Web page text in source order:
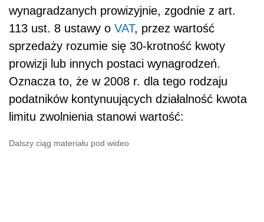
wynagradzanych prowizyjnie, zgodnie z art.
113 ust. 8 ustawy o VAT, przez wartość
sprzedaży rozumie się 30-krotność kwoty
prowizji lub innych postaci wynagrodzeń.
Oznacza to, że w 2008 r. dla tego rodzaju
podatników kontynuujących działalność kwota
limitu zwolnienia stanowi wartość:
Dalszy ciąg materiału pod wideo